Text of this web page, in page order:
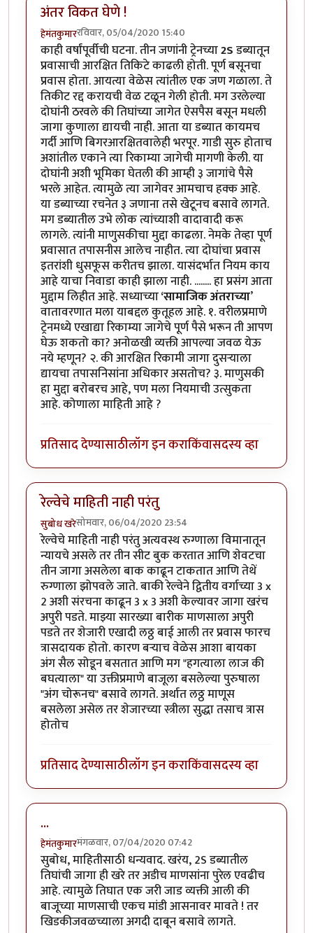
अंतर विकत घेणे !
हेमंतकुमाररविवार, 05/04/2020 15:40
काही वर्षांपूर्वीची घटना. तीन जणांनी ट्रेनच्या2Sडब्यातून
प्रवासाची आरक्षित तिकिटे काढली होती. पूर्ण बसूनचा
प्रवास होता. आयत्या वेळेस त्यांतील एक जण गळाला. ते
तिकीट रद्द करायची वेळ टळून गेली होती. मग उरलेल्या
दोघांनी ठरवले की तिघांच्या जागेत ऐसपैस बसून मधली
जागा कुणाला द्यायची नाही. आता या डब्यात कायमच
गर्दी आणि बिगरआरक्षितवालेही भरपूर. गाडी सुरु होताच
अशांतील एकाने त्या रिकाम्या जागेची मागणी केली. या
दोघांनी अशी भूमिका घेतली की आम्ही ३ जागांचे पैसे
भरले आहेत. त्यामुळे त्या जागेवर आमचाच हक्क आहे.
या डब्याच्या रचनेत ३ जणाना तसे खेटूनच बसावे लागते.
मग डब्यातील उभे लोक त्यांच्याशी वादावादी करू
लागले. त्यांनी माणुसकीचा मुद्दा काढला. नेमके तेव्हा पूर्ण
प्रवासात तपासनीस आलेच नाहीत. त्या दोघांचा प्रवास
इतरांशी धुसफूस करीतच झाला. यासंदर्भात नियम काय
आहे याचा निवाडा काही झाला नाही. ........ हा प्रसंग आता
मुद्दाम लिहीत आहे. सध्याच्या‘सामाजिक अंतराच्या’
वातावरणात मला याबद्दल कुतूहल आहे. १. वरीलप्रमाणे
ट्रेनमध्ये एखाद्या रिकाम्या जागेचे पूर्ण पैसे भरून ती आपण
घेऊ शकतो का? अनोळखी व्यक्ती आपल्या जवळ येऊ
नये म्हणून? २. की आरक्षित रिकामी जागा दुसऱ्याला
द्यायचा तपासनिसांना अधिकार असतोच? ३. माणुसकी
हा मुद्दा बरोबरच आहे, पण मला नियमाची उत्सुकता
आहे. कोणाला माहिती आहे ?
प्रतिसाद देण्यासाठीलॉग इन कराकिंवासदस्य व्हा
रेल्वेचे माहिती नाही परंतु
सुबोध खरेसोमवार, 06/04/2020 23:54
रेल्वेचे माहिती नाही परंतु अत्यवस्थ रुग्णाला विमानातून
न्यायचे असले तर तीन सीट बुक करतात आणि शेवटचा
तीन जागा असलेला बाक काढून टाकतात आणि तेथें
रुग्णाला झोपवले जाते. बाकी रेल्वेने द्वितीय वर्गाच्या 3 x
2 अशी संरचना काढून 3 x 3 अशी केल्यावर जागा खरंच
अपुरी पडते. माझ्या सारख्या बारीक माणसाला अपुरी
पडते तर शेजारी एखादी लठ्ठ बाई आली तर प्रवास फारच
त्रासदायक होतो. कारण बऱ्याच वेळेस आशा बायका
अंग सैल सोडून बसतात आणि मग "हगत्याला लाज की
बघत्याला" या उक्तीप्रमाणे बाजूला बसलेल्या पुरुषाला
"अंग चोरूनच" बसावे लागते. अर्थात लठ्ठ माणूस
बसलेला असेल तर शेजारच्या स्त्रीला सुद्धा तसाच त्रास
होतोच
प्रतिसाद देण्यासाठीलॉग इन कराकिंवासदस्य व्हा
...
हेमंतकुमारमंगळवार, 07/04/2020 07:42
सुबोध, माहितीसाठी धन्यवाद. खरंय, 2S डब्यातील
तिघांची जागा ही खरे तर अडीच माणसांना पुरेल एवढीच
आहे. त्यामुळे तिघात एक जरी जाड व्यक्ती आली की
बाजूच्या माणसाची एकच मांडी आसनावर मावते ! तर
खिडकीजवळच्याला अगदी दाबून बसावे लागते.